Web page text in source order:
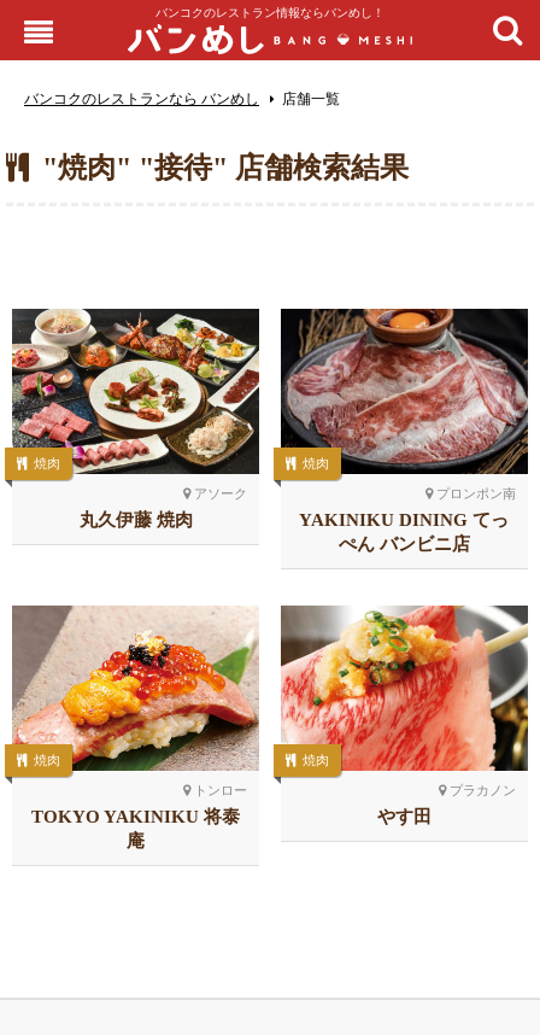
バンコクのレストラン情報ならバンめし！
バンコクのレストランなら バンめし 店舗一覧
"焼肉" "接待" 店舗検索結果
アソーク
焼肉
丸久伊藤 焼肉
プロンポン南
焼肉
YAKINIKU DINING てっ
ぺん バンビニ店
トンロー
焼肉
TOKYO YAKINIKU 将泰
庵
プラカノン
焼肉
やす田